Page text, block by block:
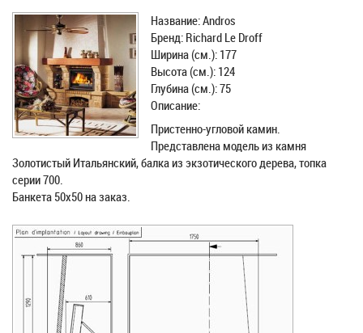
Название: Andros
Бренд: Richard Le Droff
Ширина (см.): 177
Высота (см.): 124
Глубина (см.): 75
Описание:
Пристенно-угловой камин.
Представлена модель из камня
Золотистый Итальянский, балка из экзотического дерева, топка
серии 700.
Банкета 50х50 на заказ.